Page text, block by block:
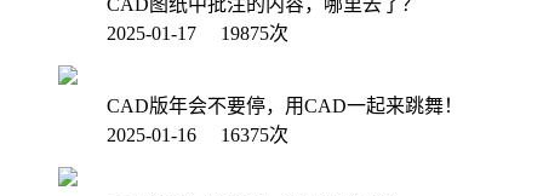
CAD图纸中批注的内容，哪里去了？
2025-01-17 19875次
CAD版年会不要停，用CAD一起来跳舞！
2025-01-16 16375次